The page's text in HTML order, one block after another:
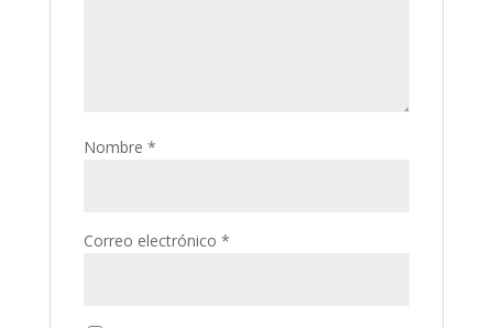
Nombre *
Correo electrónico *